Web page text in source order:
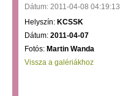
Dátum: 2011-04-08 04:19:13
Helyszín: KCSSK
Dátum: 2011-04-07
Fotós: Martin Wanda
Vissza a galériákhoz